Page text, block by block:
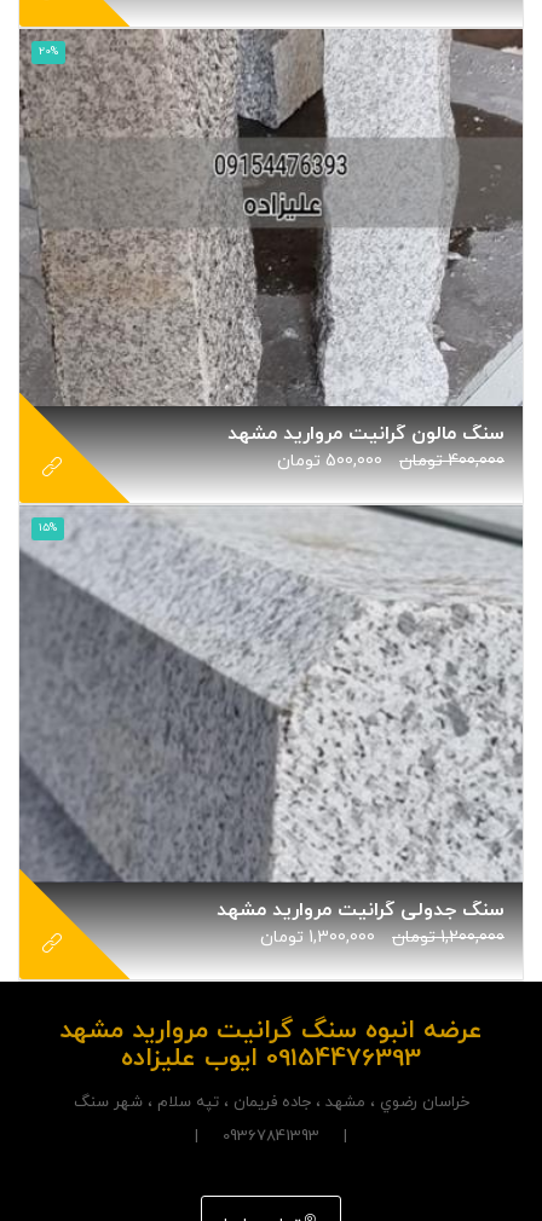
20%
سنگ مالون گرانیت مروارید مشهد
400,000 تومان 500,000 تومان
15%
سنگ جدولی گرانیت مروارید مشهد
1,200,000 تومان 1,300,000 تومان
عرضه انبوه سنگ گرانیت مروارید مشهد
09154476393 ایوب علیزاده
خراسان رضوي ، مشهد ، جاده فريمان ، تپه سلام ، شهر سنگ
| 09367841393 |